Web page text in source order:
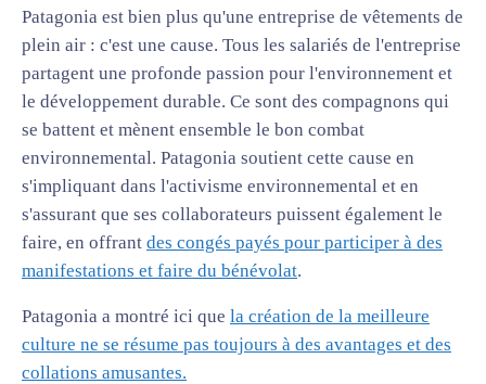
Patagonia est bien plus qu'une entreprise de vêtements de
plein air : c'est une cause. Tous les salariés de l'entreprise
partagent une profonde passion pour l'environnement et
le développement durable. Ce sont des compagnons qui
se battent et mènent ensemble le bon combat
environnemental. Patagonia soutient cette cause en
s'impliquant dans l'activisme environnemental et en
s'assurant que ses collaborateurs puissent également le
faire, en offrant des congés payés pour participer à des
manifestations et faire du bénévolat.
Patagonia a montré ici que la création de la meilleure
culture ne se résume pas toujours à des avantages et des
collations amusantes.